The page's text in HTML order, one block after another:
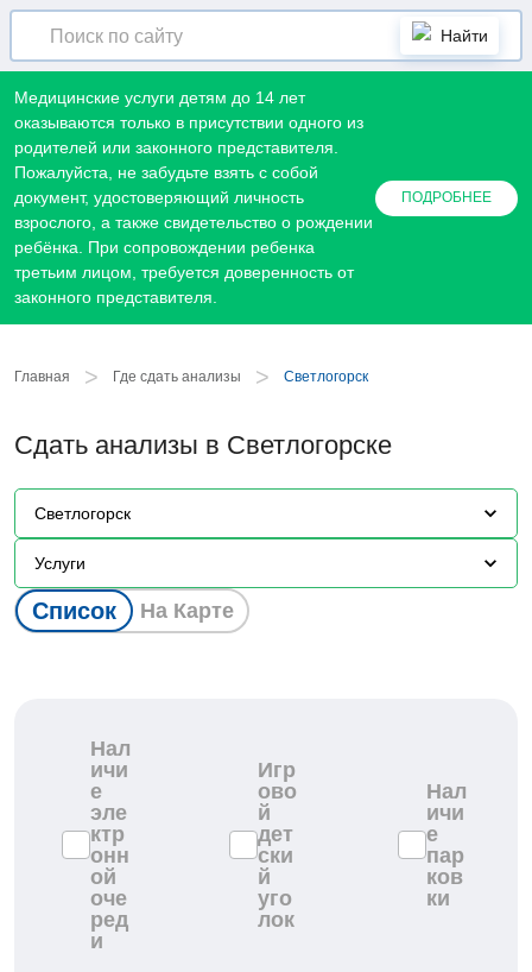
Найти
Медицинские услуги детям до 14 лет
оказываются только в присутствии одного из
родителей или законного представителя.
Пожалуйста, не забудьте взять с собой
документ, удостоверяющий личность
взрослого, а также свидетельство о рождении
ребёнка. При сопровождении ребенка
третьим лицом, требуется доверенность от
законного представителя.
ПОДРОБНЕЕ
Главная > Где сдать анализы > Светлогорск
Сдать анализы в Светлогорске
Светлогорск
Услуги
Список На Карте
Нал
ичи
е
эле
ктр
онн
ой
оче
ред
и
Игр
ово
й
дет
ски
й
уго
лок
Нал
ичи
е
пар
ков
ки